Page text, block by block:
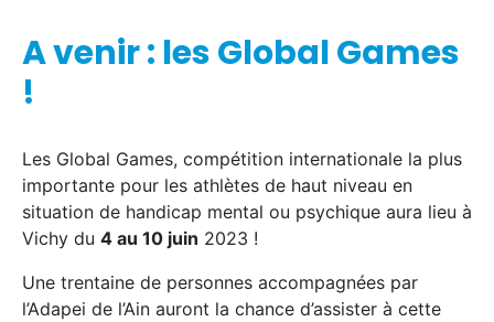
A venir : les Global Games
!
Les Global Games, compétition internationale la plus
importante pour les athlètes de haut niveau en
situation de handicap mental ou psychique aura lieu à
Vichy du 4 au 10 juin 2023 !
Une trentaine de personnes accompagnées par
l’Adapei de l’Ain auront la chance d’assister à cette